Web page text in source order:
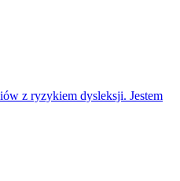
z ryzykiem dysleksji. Jestem